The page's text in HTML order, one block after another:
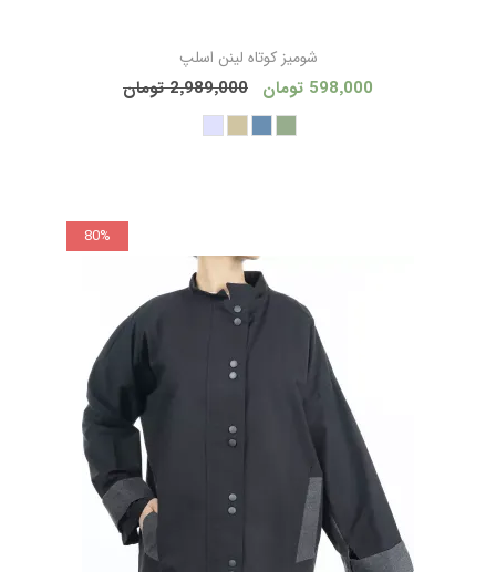
شوميز كوتاه لينن اسلپ
598٬000 تومان 2٬989٬000 تومان
80%